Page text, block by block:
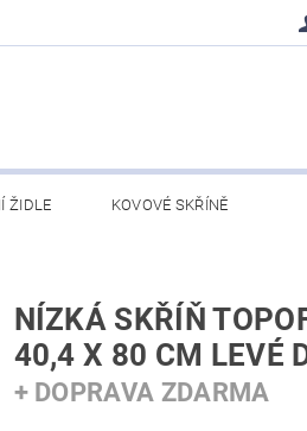
ŽIDLE KOVOVÉ SKŘÍNĚ
NÍZKÁ SKŘÍŇ
40,4 X 80 CM LEVÉ
+ DOPRAVA ZDARMA